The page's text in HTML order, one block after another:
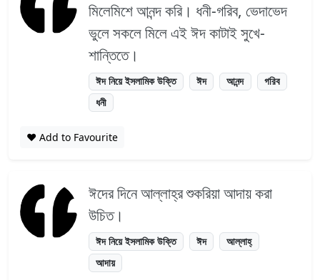
মিলেমিশে আনন্দ করি। ধনী-গরিব, ভেদাভেদ
ভুলে সকলে মিলে এই ঈদ কাটাই সুখে-
শান্তিতে।
ঈদ নিয়ে ইসলামিক উক্তি ঈদ আনন্দ
গরিব
ধনী
❤️ Add to Favourite
ঈদের দিনে আল্লাহ্‌র শুকরিয়া আদায় করা
উচিত।
ঈদ নিয়ে ইসলামিক উক্তি ঈদ
আল্লাহ্
আদায়